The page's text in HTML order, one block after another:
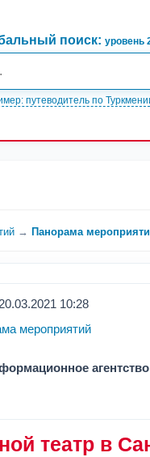
поиск: уровень
путеводитель по
→ Панорама
20.03.2021 10:28
мероприятий
театр в